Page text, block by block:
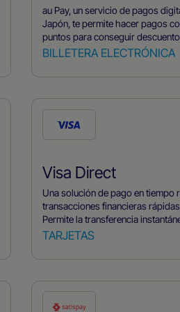
au Pay, un servicio de pagos
Japón, te permite hacer pagos
puntos para conseguir
Puedes vincular tus tarjetas,
través de esta práctica
BILLETERA ELECTRÓNICA
Visa Direct
Una solución de pago en tiempo
transacciones financieras
Permite la transferencia
utilizando un número de teléfono
desembolsos gubernamentales.
TARJETAS